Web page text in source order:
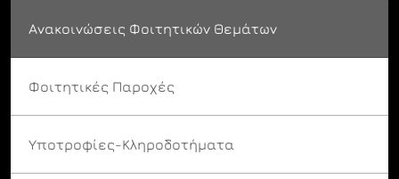
Ανακοινώσεις Φοιτητικών Θεμάτων
Φοιτητικές Παροχές
Υποτροφίες-Κληροδοτήματα